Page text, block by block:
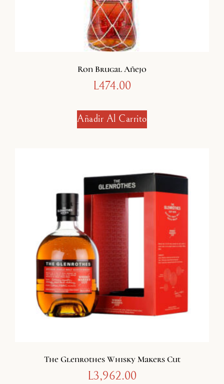
Ron Brugal Añejo
L474.00
Añadir Al Carrito
The Glenrothes Whisky Makers Cut
L3,962.00